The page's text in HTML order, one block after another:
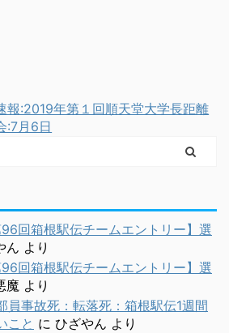
報:2019年第１回順天堂大学長距離
:7月6日
回箱根駅伝チームエントリー】選
ん より
回箱根駅伝チームエントリー】選
魔 より
員事故死：転落死：箱根駅伝1週間
こと に ひざやん より